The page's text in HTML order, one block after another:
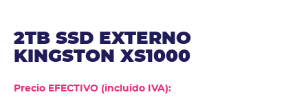
2TB SSD EXTERNO
KINGSTON XS1000
Precio EFECTIVO (incluido IVA):